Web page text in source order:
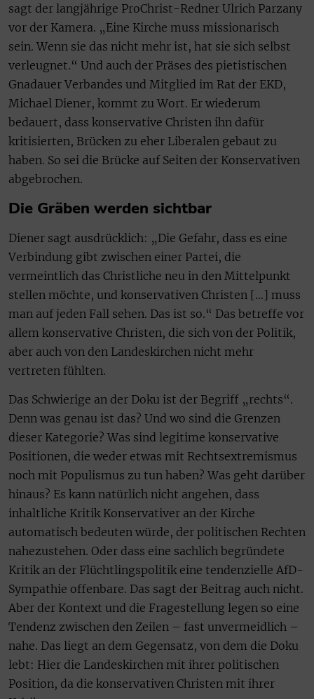
sagt der langjährige ProChrist-Redner Ulrich Parzany
vor der Kamera. „Eine Kirche muss missionarisch
sein. Wenn sie das nicht mehr ist, hat sie sich selbst
verleugnet.“ Und auch der Präses des pietistischen
Gnadauer Verbandes und Mitglied im Rat der EKD,
Michael Diener, kommt zu Wort. Er wiederum
bedauert, dass konservative Christen ihn dafür
kritisierten, Brücken zu eher Liberalen gebaut zu
haben. So sei die Brücke auf Seiten der Konservativen
abgebrochen.
Die Gräben werden sichtbar
Diener sagt ausdrücklich: „Die Gefahr, dass es eine
Verbindung gibt zwischen einer Partei, die
vermeintlich das Christliche neu in den Mittelpunkt
stellen möchte, und konservativen Christen […] muss
man auf jeden Fall sehen. Das ist so.“ Das betreffe vor
allem konservative Christen, die sich von der Politik,
aber auch von den Landeskirchen nicht mehr
vertreten fühlten.
Das Schwierige an der Doku ist der Begriff „rechts“.
Denn was genau ist das? Und wo sind die Grenzen
dieser Kategorie? Was sind legitime konservative
Positionen, die weder etwas mit Rechtsextremismus
noch mit Populismus zu tun haben? Was geht darüber
hinaus? Es kann natürlich nicht angehen, dass
inhaltliche Kritik Konservativer an der Kirche
automatisch bedeuten würde, der politischen Rechten
nahezustehen. Oder dass eine sachlich begründete
Kritik an der Flüchtlingspolitik eine tendenzielle AfD-
Sympathie offenbare. Das sagt der Beitrag auch nicht.
Aber der Kontext und die Fragestellung legen so eine
Tendenz zwischen den Zeilen – fast unvermeidlich –
nahe. Das liegt an dem Gegensatz, von dem die Doku
lebt: Hier die Landeskirchen mit ihrer politischen
Position, da die konservativen Christen mit ihrer